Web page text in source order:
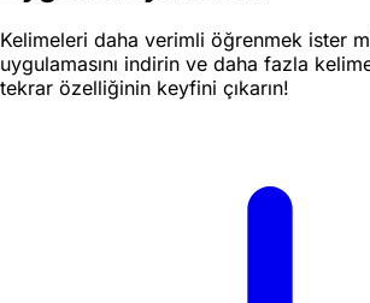
Kelimeleri daha verimli öğrenmek ister
uygulamasını indirin ve daha fazla
tekrar özelliğinin keyfini çıkarın!